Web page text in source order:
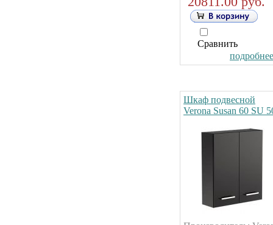
Сравнить
Шкаф подвесной
Verona Susan 60 SU